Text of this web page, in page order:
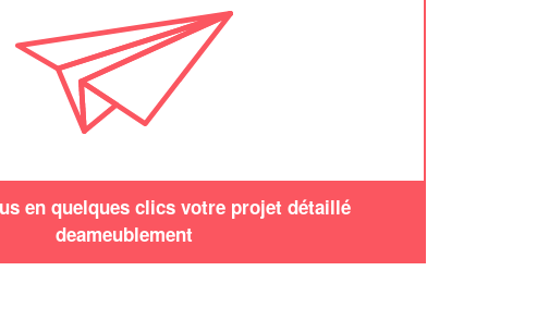
en quelques clics votre projet détaillé
deameublement